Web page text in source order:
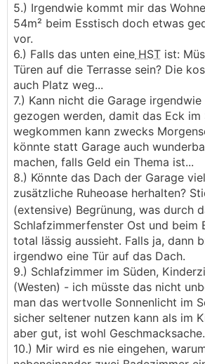
5.) Irgendwie kommt mir das
54m² beim Esstisch doch etwas
vor.
6.) Falls das unten eine HST ist:
Türen auf die Terrasse sein? Die
auch Platz weg...
7.) Kann nicht die Garage
gezogen werden, damit das Eck im
wegkommen kann zwecks
könnte statt Garage auch
machen, falls Geld ein Thema ist...
8.) Könnte das Dach der Garage
zusätzliche Ruheoase herhalten?
(extensive) Begrünung, was durch
Schlafzimmerfenster Ost und beim
total lässig aussieht. Falls ja, dann
irgendwo eine Tür auf das Dach.
9.) Schlafzimmer im Süden,
(Westen) - ich müsste das nicht
man das wertvolle Sonnenlicht im
sicher seltener nutzen kann als im
aber gut, ist wohl Geschmacksache.
10.) Mir wird es nie eingehen,